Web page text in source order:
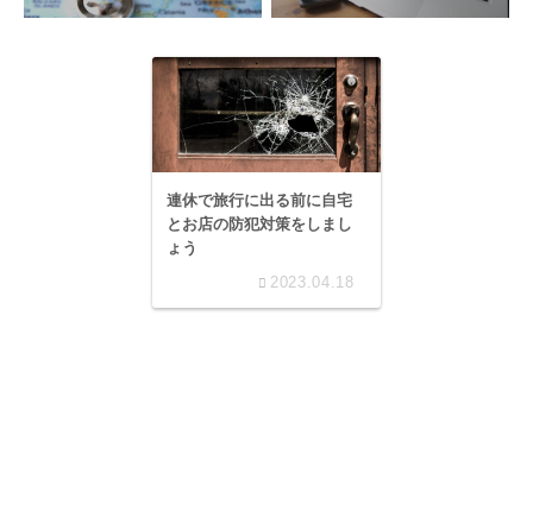
連休で旅行に出る前に自宅
とお店の防犯対策をしまし
ょう
2023.04.18